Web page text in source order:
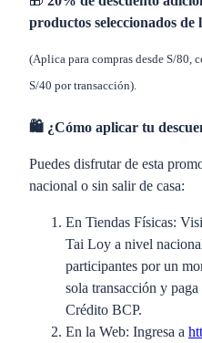
productos seleccionados
(Aplica para compras desde S/80,
S/40 por transacción).
🛍️ ¿Cómo aplicar tu
Puedes disfrutar de esta
nacional o sin salir de casa:
En Tiendas Físicas:
Tai Loy a nivel
participantes por un
sola transacción y
Crédito BCP.
En la Web: Ingresa a